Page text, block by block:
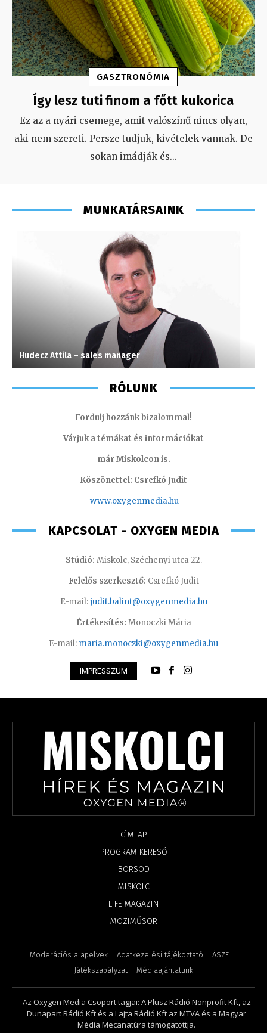
GASZTRONÓMIA
Így lesz tuti finom a főtt kukorica
Ez az a nyári csemege, amit valószínű nincs olyan,
aki nem szereti. Persze tudjuk, kivételek vannak. De
sokan imádják és...
MUNKATÁRSAINK
Hudecz Attila – sales manager
RÓLUNK
Fordulj hozzánk bizalommal!
Várjuk a témákat és információkat
már Miskolcon is.
Köszönettel: Csrefkó Judit
www.oxygenmedia.hu
KAPCSOLAT - OXYGEN MEDIA
Stúdió: Miskolc, Széchenyi utca 22.
Felelős szerkesztő: Csrefkó Judit
E-mail:judit.balint@oxygenmedia.hu
Értékesítés: Monoczki Mária
E-mail: maria.monoczki@oxygenmedia.hu
IMPRESSZUM
CÍMLAP
PROGRAM KERESŐ
BORSOD
MISKOLC
LIFE MAGAZIN
MOZIMŰSOR
Moderációs alapelvek Adatkezelési tájékoztató
ÁSZF
Játékszabályzat
Médiaajánlatunk
Az Oxygen Media Csoport tagjai: A Plusz Rádió Nonprofit Kft, az
Dunapart Rádió Kft és a Lajta Rádió Kft az MTVA és a Magyar
Média Mecanatúra támogatottja.